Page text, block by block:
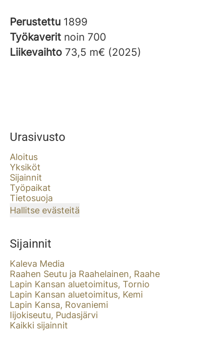
Perustettu 1899
Työkaverit noin 700
Liikevaihto 73,5 m€ (2025)
Urasivusto
Aloitus
Yksiköt
Sijainnit
Työpaikat
Tietosuoja
Hallitse evästeitä
Sijainnit
Kaleva Media
Raahen Seutu ja Raahelainen, Raahe
Lapin Kansan aluetoimitus, Tornio
Lapin Kansan aluetoimitus, Kemi
Lapin Kansa, Rovaniemi
Iijokiseutu, Pudasjärvi
Kaikki sijainnit